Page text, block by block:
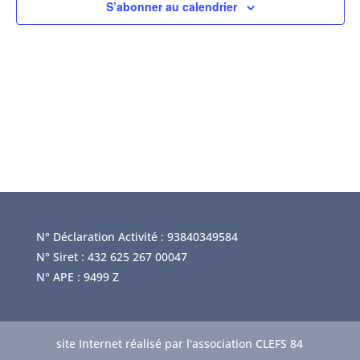
S’abonner au calendrier
N° Déclaration Activité : 93840349584
N° Siret : 432 625 267 00047
N° APE : 9499 Z
site Internet réalisé par l'association CLEFS 84